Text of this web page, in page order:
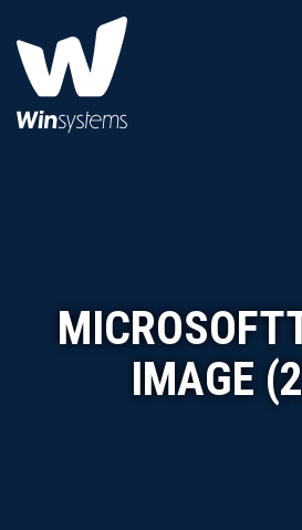
IMAGE